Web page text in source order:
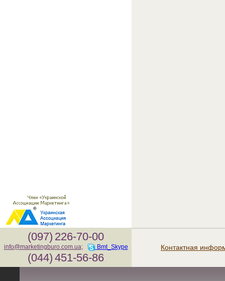
(097) 226-70-00
info@marketingburo.com.ua; Bmt_Skype
(044) 451-56-86
Контактная